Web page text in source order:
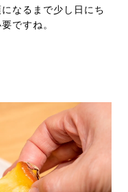
なるまで少し日にち
ですね。